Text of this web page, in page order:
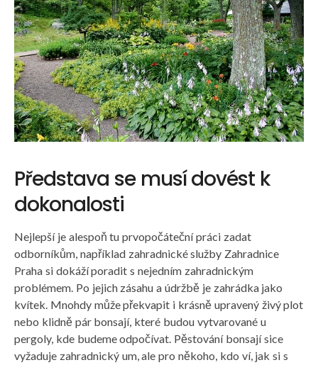
Představa se musí dovést k
dokonalosti
Nejlepší je alespoň tu prvopočáteční práci zadat
odborníkům, například zahradnické služby Zahradnice
Praha si dokáží poradit s nejedním zahradnickým
problémem. Po jejich zásahu a údržbě je zahrádka jako
kvítek. Mnohdy může překvapit i krásně upravený živý plot
nebo klidně pár bonsají, které budou vytvarované u
pergoly, kde budeme odpočívat. Pěstování bonsají sice
vyžaduje zahradnický um, ale pro někoho, kdo ví, jak si s